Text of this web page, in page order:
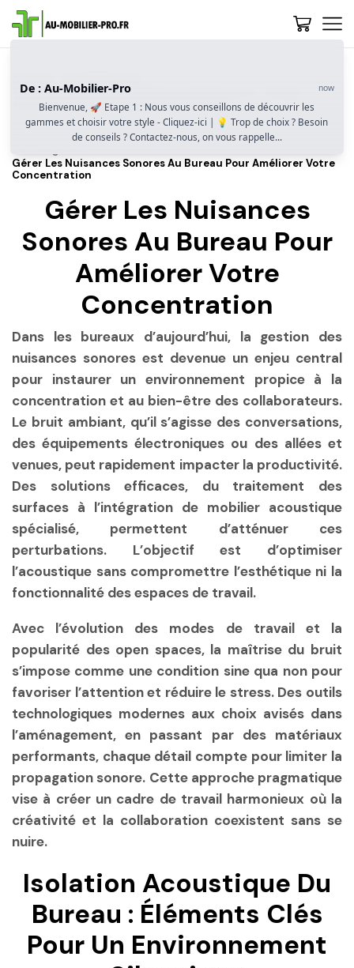
Comment Bien Choisir Un Bureau De Direction ? Design,
Fonctionnalités Et Image Professionnelle
Confort Et Ergonomie : Un Bureau Pensé Pour La Performance
Gérer Les Nuisances Sonores Au Bureau Pour Améliorer Votre
Concentration
Gérer Les Nuisances
Sonores Au Bureau Pour
Améliorer Votre
Concentration
Dans les bureaux d’aujourd’hui, la gestion des
nuisances sonores est devenue un enjeu central
pour instaurer un environnement propice à la
concentration et au bien-être des collaborateurs.
Le bruit ambiant, qu’il s’agisse des conversations,
des équipements électroniques ou des allées et
venues, peut rapidement impacter la productivité.
Des solutions efficaces, du traitement des
surfaces à l’intégration de mobilier acoustique
spécialisé, permettent d’atténuer ces
perturbations. L’objectif est d’optimiser
l’acoustique sans compromettre l’esthétique ni la
fonctionnalité des espaces de travail.
Avec l’évolution des modes de travail et la
popularité des open spaces, la maîtrise du bruit
s’impose comme une condition sine qua non pour
favoriser l’attention et réduire le stress. Des outils
technologiques modernes aux choix avisés dans
l’aménagement, en passant par des matériaux
performants, chaque détail compte pour limiter la
propagation sonore. Cette approche pragmatique
vise à créer un cadre de travail harmonieux où la
créativité et la collaboration coexistent sans se
nuire.
Isolation Acoustique Du
Bureau : Éléments Clés
Pour Un Environnement
De : Au-Mobilier-Pro now
Bienvenue, 🚀 Etape 1 : Nous vous conseillons de découvrir les
gammes et choisir votre style - Cliquez-ici | 💡 Trop de choix ? Besoin
de conseils ? Contactez-nous, on vous rappelle...